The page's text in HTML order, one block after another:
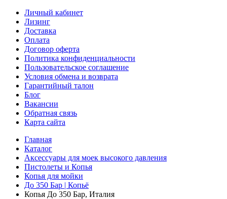
Личный кабинет
Лизинг
Доставка
Оплата
Договор оферта
Политика конфиденциальности
Пользовательское соглашение
Условия обмена и возврата
Гарантийный талон
Блог
Вакансии
Обратная связь
Карта сайта
Главная
Каталог
Аксессуары для моек высокого давления
Пистолеты и Копья
Копья для мойки
До 350 Бар | Копьё
Копья До 350 Бар, Италия